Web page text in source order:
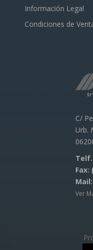
Información Legal
Condiciones de
C/
Urb.
Fax:
Mail:
Ver